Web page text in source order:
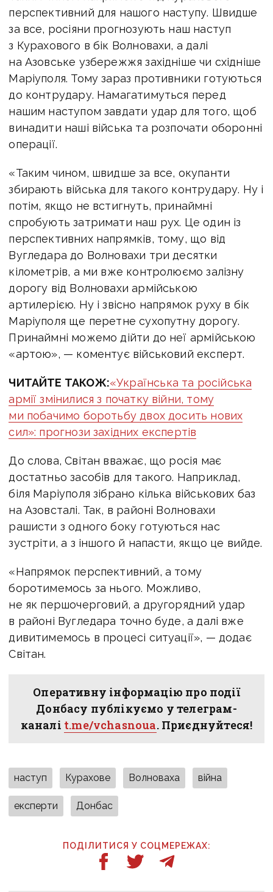
перспективний для нашого наступу. Швидше
за все, росіяни прогнозують наш наступ
з Курахового в бік Волновахи, а далі
на Азовське узбережжя західніше чи східніше
Маріуполя. Тому зараз противники готуються
до контрудару. Намагатимуться перед
нашим наступом завдати удар для того, щоб
винадити наші війська та розпочати оборонні
операції.
«Таким чином, швидше за все, окупанти
збирають війська для такого контрудару. Ну і
потім, якщо не встигнуть, принаймні
спробують затримати наш рух. Це один із
перспективних напрямків, тому, що від
Вугледара до Волновахи три десятки
кілометрів, а ми вже контролюємо залізну
дорогу від Волновахи армійською
артилерією. Ну і звісно напрямок руху в бік
Маріуполя ще перетне сухопутну дорогу.
Принаймні можемо дійти до неї армійською
«артою», — коментує військовий експерт.
ЧИТАЙТЕ ТАКОЖ:«Українська та російська
армії змінилися з початку війни, тому
ми побачимо боротьбу двох досить нових
сил»: прогнози західних експертів
До слова, Світан вважає, що росія має
достатньо засобів для такого. Наприклад,
біля Маріуполя зібрано кілька військових баз
на Азовсталі. Так, в районі Волновахи
рашисти з одного боку готуються нас
зустріти, а з іншого й напасти, якщо це вийде.
«Напрямок перспективний, а тому
боротимемось за нього. Можливо,
не як першочерговий, а другорядний удар
в районі Вугледара точно буде, а далі вже
дивитимемось в процесі ситуації», — додає
Світан.
Оперативну інформацію про події
Донбасу публікуємо у телеграм-
каналі t.me/vchasnoua. Приєднуйтеся!
наступ Курахове Волноваха війна
експерти Донбас
ПОДІЛИТИСЯ У СОЦМЕРЕЖАХ: